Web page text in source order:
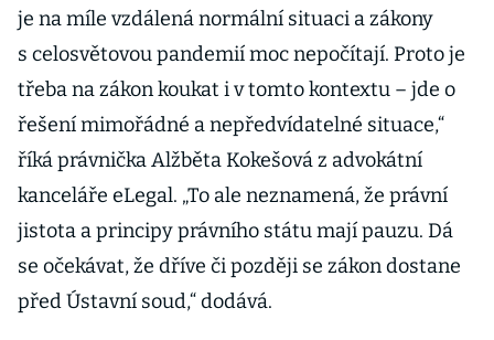
je na míle vzdálená normální situaci a zákony
s celosvětovou pandemií moc nepočítají. Proto je
třeba na zákon koukat i v tomto kontextu – jde o
řešení mimořádné a nepředvídatelné situace,“
říká právnička Alžběta Kokešová z advokátní
kanceláře eLegal. „To ale neznamená, že právní
jistota a principy právního státu mají pauzu. Dá
se očekávat, že dříve či později se zákon dostane
před Ústavní soud,“ dodává.